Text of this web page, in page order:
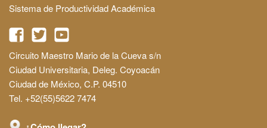
Sistema de Productividad Académica
Circuito Maestro Mario de la Cueva s/n
Ciudad Universitaria, Deleg. Coyoacán
Ciudad de México, C.P. 04510
Tel. +52(55)5622 7474